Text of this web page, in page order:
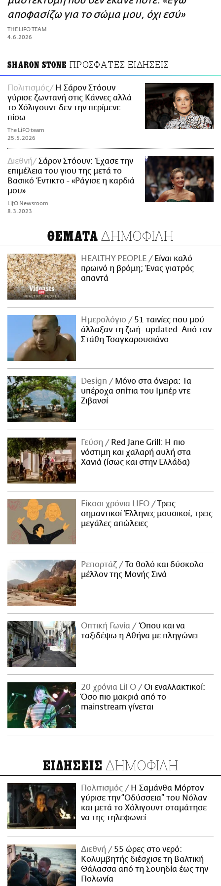
ΑΜΠΑ
PRINT
αποφασίζω για το σώμα μου, όχι εσύ»
THE LIFO TEAM
4.6.2026
SHARON STONE ΠΡΟΣΦΑΤΕΣ ΕΙΔΗΣΕΙΣ
Πολιτισμός
Η Σάρον Στόουν
γύρισε ζωντανή στις Κάννες αλλά
το Χόλιγουντ δεν την περίμενε
πίσω
The LiFO team
25.5.2026
Διεθνή
Σάρον Στόουν: Έχασε την
επιμέλεια του γιου της μετά το
Βασικό Έντικτο - «Ράγισε η καρδιά
μου»
LifO Newsroom
8.3.2023
ΘΕΜΑΤΑ ΔΗΜΟΦΙΛΗ
HEALTHY PEOPLE
Είναι καλό
πρωινό η βρόμη; Ένας γιατρός
απαντά
Ημερολόγιο
51 ταινίες που μού
άλλαξαν τη ζωή- updated. Aπό τον
Στάθη Τσαγκαρουσιάνο
Design
Μόνο στα όνειρα: Τα
υπέροχα σπίτια του Ιμπέρ ντε
Ζιβανσί
Γεύση
Red Jane Grill: Η πιο
νόστιμη και χαλαρή αυλή στα
Χανιά (ίσως και στην Ελλάδα)
Είκοσι χρόνια LIFO
Tρεις
σημαντικοί Έλληνες μουσικοί, τρεις
μεγάλες απώλειες
Ρεπορτάζ
Το θολό και δύσκολο
μέλλον της Μονής Σινά
Οπτική Γωνία
Όπου και να
ταξιδέψω η Αθήνα με πληγώνει
20 χρόνια LiFO
Οι εναλλακτικοί:
Όσο πιο μακριά από το
mainstream γίνεται
ΕΙΔΗΣΕΙΣ ΔΗΜΟΦΙΛΗ
Πολιτισμός
Η Σαμάνθα Μόρτον
γύρισε την “Οδύσσεια” του Νόλαν
και μετά το Χόλιγουντ σταμάτησε
να της τηλεφωνεί
Διεθνή
55 ώρες στο νερό:
Κολυμβητής διέσχισε τη Βαλτική
Θάλασσα από τη Σουηδία έως την
Πολωνία